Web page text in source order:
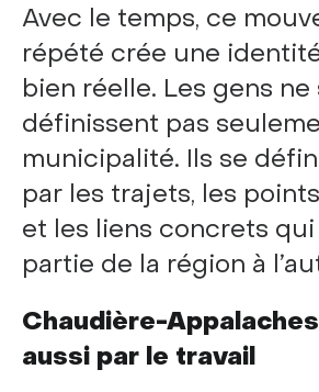
Avec le temps, ce
répété crée une
bien réelle. Les gens ne
définissent pas
municipalité. Ils se
par les trajets, les
et les liens concrets
partie de la région à
Chaudière-
aussi par le travail